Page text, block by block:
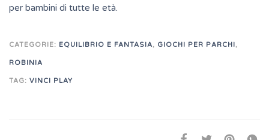
per bambini di tutte le età.
CATEGORIE: EQUILIBRIO E FANTASIA, GIOCHI PER PARCHI,
ROBINIA
TAG: VINCI PLAY